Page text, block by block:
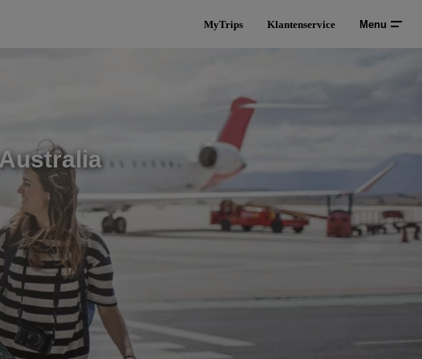
MyTrips Klantenservice Menu